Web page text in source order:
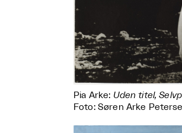
Pia Arke: Uden titel,
Foto: Søren Arke